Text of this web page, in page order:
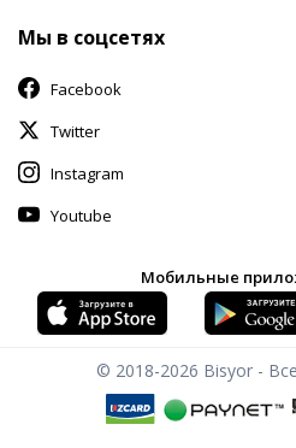
Мы в соцсетях
Facebook
Twitter
Instagram
Youtube
Мобильные
© 2018-2026 Bisyor -